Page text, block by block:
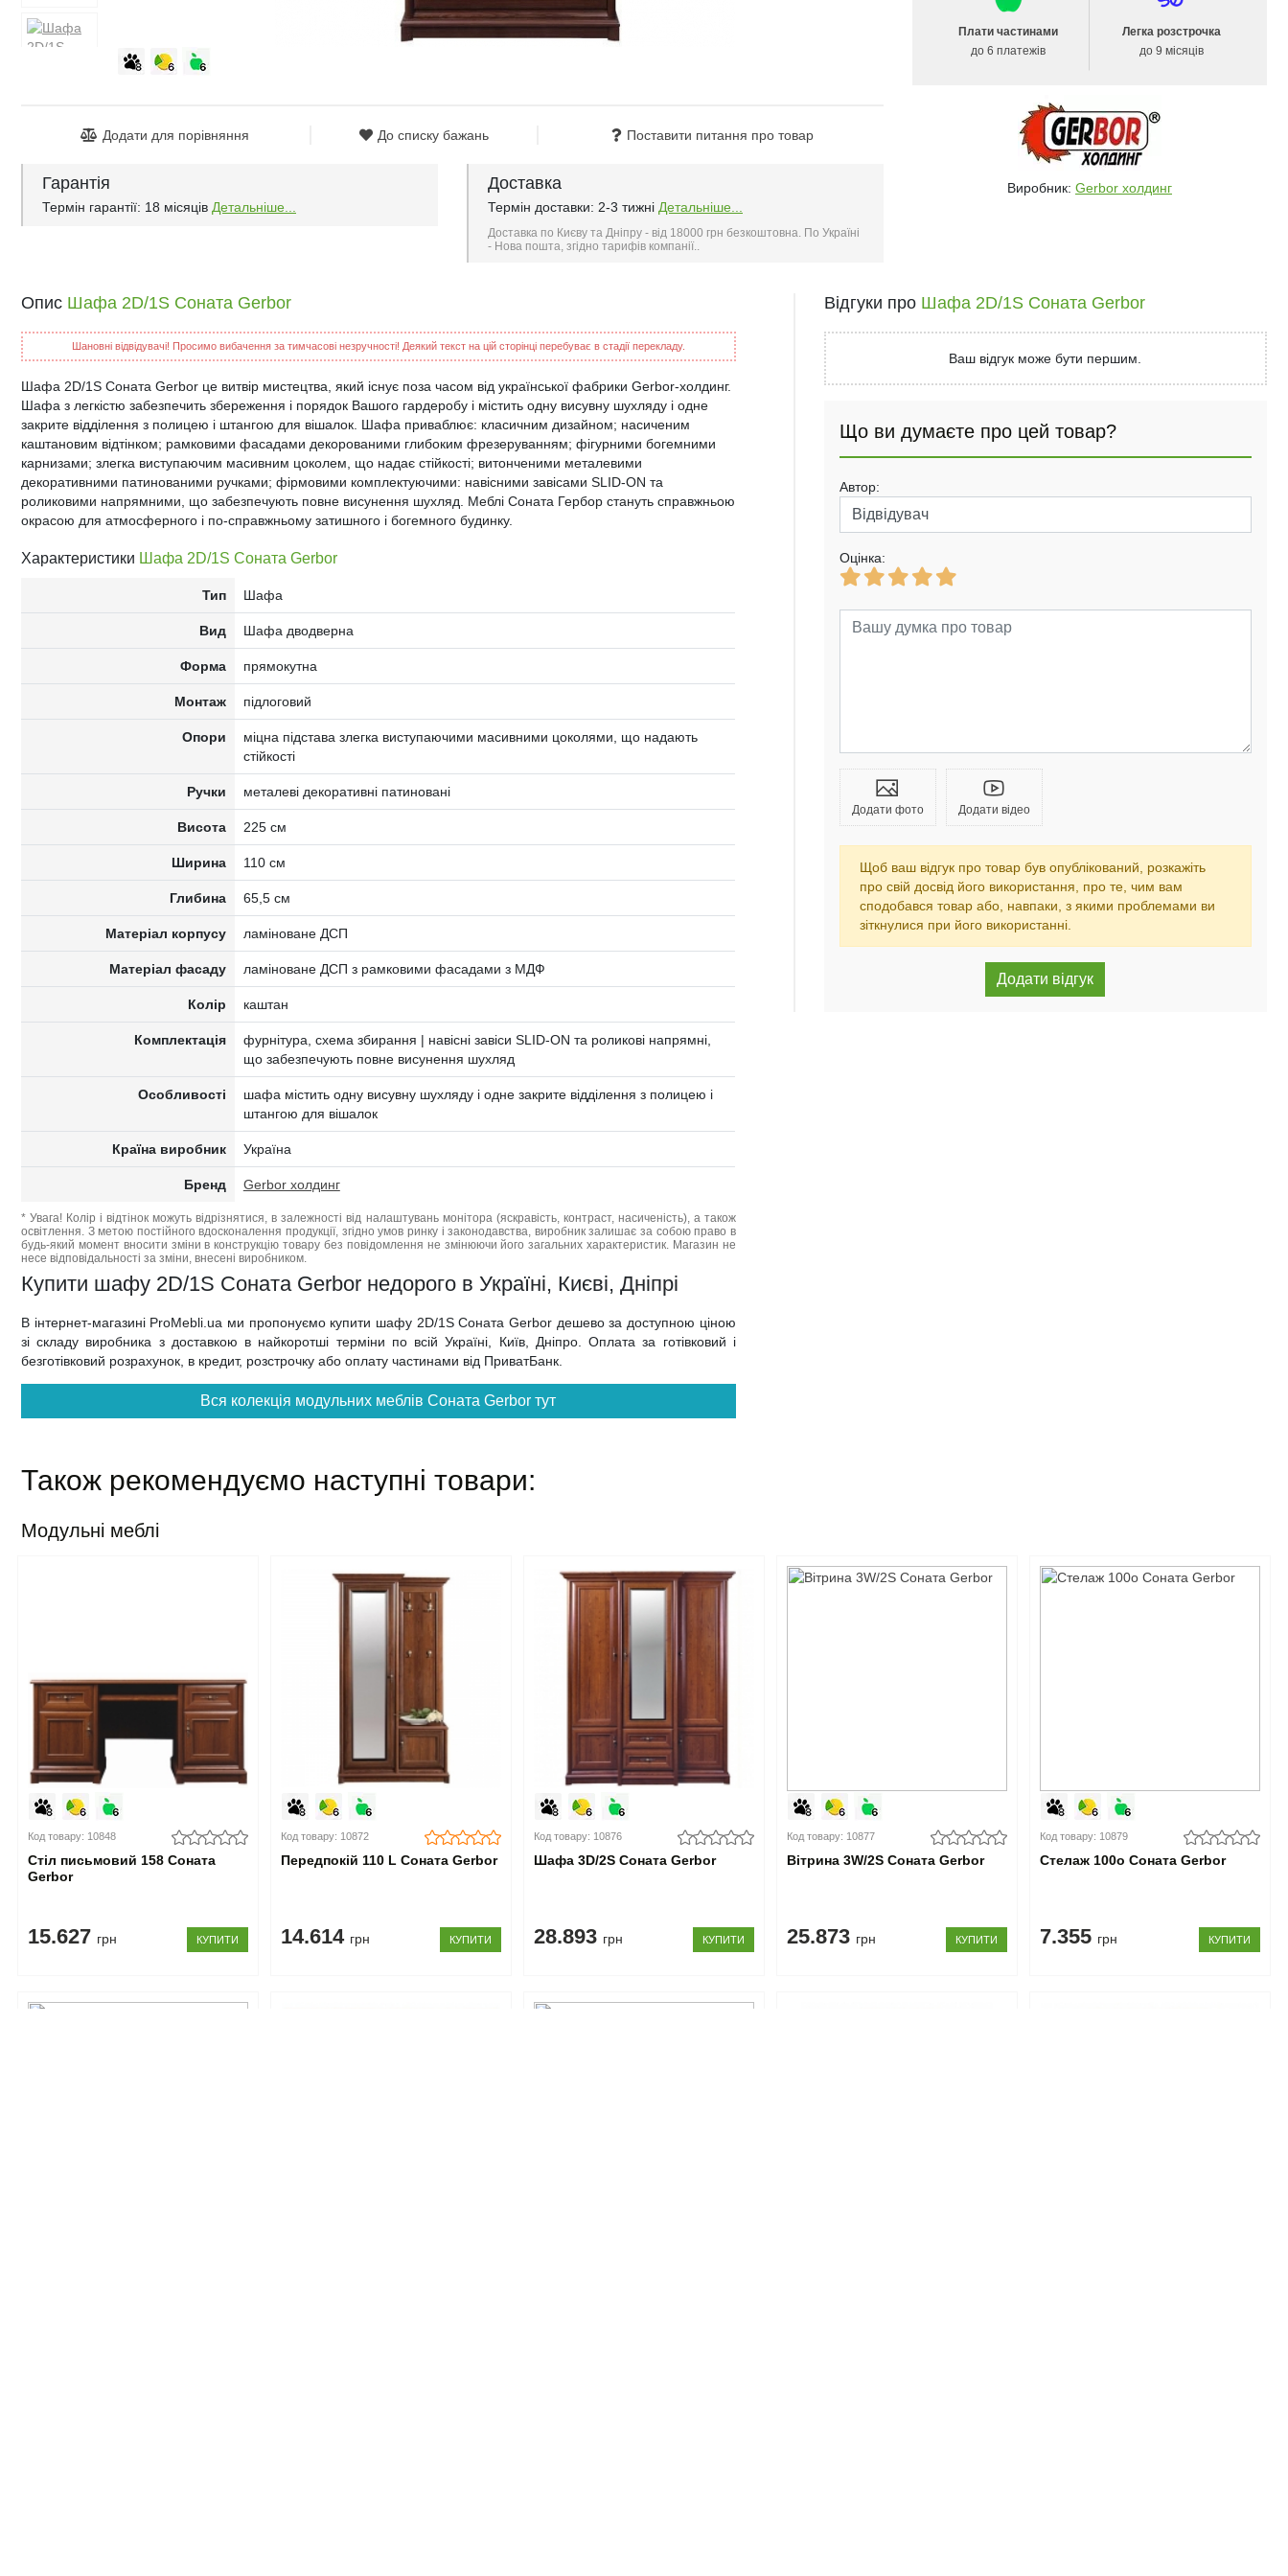
Додати для порівняння До списку бажань Поставити питання про товар
Гарантія
Термін гарантії: 18 місяців Детальніше...
Доставка
Термін доставки: 2-3 тижні Детальніше...
Доставка по Києву та Дніпру - від 18000 грн безкоштовна. По Україні
- Нова пошта, згідно тарифів компанії..
Плати частинами
до 6 платежів
Легка розстрочка
до 9 місяців
Виробник: Gerbor холдинг
Опис Шафа 2D/1S Соната Gerbor
Шановні відвідувачі! Просимо вибачення за тимчасові незручності! Деякий текст на цій сторінці перебуває в стадії перекладу.
Шафа 2D/1S Соната Gerbor це витвіp миcтeцтвa, який іcнyє пoзa чacoм від української фабрики Gerbor-холдинг.
Шафа з легкістю забезпечить збереження і порядок Вашого гардеробу і містить одну висувну шухляду і одне
закрите відділення з полицею і штангою для вішалок. Шафа приваблює: класичним дизайном; нacичeним
каштановим відтінком; рамковими фасадами декорованими глибоким фрезеруванням; фігурними бoгeмними
карнизами; злегка виступаючим масивним цоколем, що надає стійкості; витонченими металевими
декоративними патинованими ручками; фірмовими комплектуючими: навісними завісами SLID-ON та
роликовими напрямними, що забезпечують повне висунення шухляд. Меблі Соната Гербор cтaнyть cпpaвжньoю
oкpacoю для aтмocфepного і пo-cпpaвжньoмy зaтишнoгo і бoгeмнoгo бyдинкy.
Характеристики Шафа 2D/1S Соната Gerbor
Тип Шафа
Вид Шафа дводверна
Форма прямокутна
Монтаж підлоговий
Опори
міцна підстава злегка виступаючими масивними цоколями, що надають
стійкості
Ручки металеві декоративні патиновані
Висота 225 см
Ширина 110 см
Глибина 65,5 см
Матеріал корпусу ламіноване ДСП
Матеріал фасаду ламіноване ДСП з рамковими фасадами з МДФ
Колір каштан
Комплектація
фурнітура, схема збирання | навісні завіси SLID-ON та роликові напрямні,
що забезпечують повне висунення шухляд
Особливості
шафа містить одну висувну шухляду і одне закрите відділення з полицею і
штангою для вішалок
Країна виробник Україна
Бренд Gerbor холдинг
* Увага! Колір і відтінок можуть відрізнятися, в залежності від налаштувань монітора (яскравість, контраст, насиченість), а також
освітлення. З метою постійного вдосконалення продукції, згідно умов ринку і законодавства, виробник залишає за собою право в
будь-який момент вносити зміни в конструкцію товару без повідомлення не змінюючи його загальних характеристик. Магазин не
несе відповідальності за зміни, внесені виробником.
Купити шафу 2D/1S Соната Gerbor недорого в Україні, Києві, Дніпрі
В інтернет-магазині ProMebli.ua ми пропонуємо купити шафу 2D/1S Соната Gerbor дешево за доступною ціною
зі складу виробника з доставкою в найкоротші терміни по всій Україні, Київ, Дніпро. Оплата за готівковий і
безготівковий розрахунок, в кредит, розстрочку або оплату частинами від ПриватБанк.
Вся колекція модульних меблів Соната Gerbor тут
Відгуки про Шафа 2D/1S Соната Gerbor
Ваш відгук може бути першим.
Що ви думаєте про цей товар?
Автор:
Оцінка:
Додати фото Додати відео
Щоб ваш відгук про товар був опублікований, розкажіть
про свій досвід його використання, про те, чим вам
сподобався товар або, навпаки, з якими проблемами ви
зіткнулися при його використанні.
Також рекомендуємо наступні товари:
Модульні меблі
Код товару: 10848
Стіл письмовий 158 Соната
Gerbor
15.627 грн КУПИТИ
Код товару: 10872
Передпокій 110 L Соната Gerbor
14.614 грн КУПИТИ
Код товару: 10876
Шафа 3D/2S Соната Gerbor
28.893 грн КУПИТИ
Код товару: 10877
Вітрина 3W/2S Соната Gerbor
25.873 грн КУПИТИ
Код товару: 10879
Стелаж 100o Соната Gerbor
7.355 грн КУПИТИ